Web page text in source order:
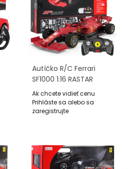
Autíčko R/C Ferrari
SF1000 1:16 RASTAR
Ak chcete vidieť cenu
Prihláste sa alebo sa
zaregistrujte